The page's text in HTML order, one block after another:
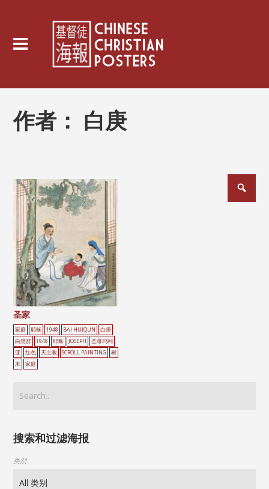
作者： 白庚
圣家
家庭 耶稣 1948 BAI HUIQUN
白庚
白慧群
1948 耶稣 JOSEPH
圣母玛利
亚
红色 天主教 SCROLL PAINTING
树
木
家庭
搜索和过滤海报
类别